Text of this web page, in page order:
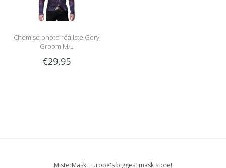
Chemise photo réaliste Gory
Groom M/L
€29,95
MisterMask: Europe's biggest mask store!